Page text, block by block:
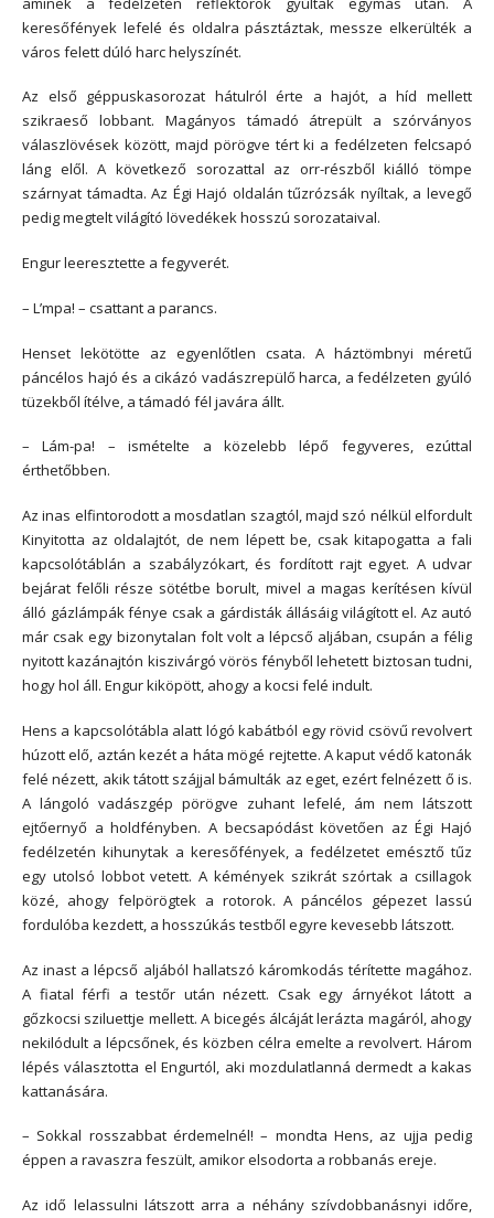
keresőfények lefelé és oldalra pásztáztak, messze elkerülték a
város felett dúló harc helyszínét.
Az első géppuskasorozat hátulról érte a hajót, a híd mellett
szikraeső lobbant. Magányos támadó átrepült a szórványos
válaszlövések között, majd pörögve tért ki a fedélzeten felcsapó
láng elől. A következő sorozattal az orr-részből kiálló tömpe
szárnyat támadta. Az Égi Hajó oldalán tűzrózsák nyíltak, a levegő
pedig megtelt világító lövedékek hosszú sorozataival.
Engur leeresztette a fegyverét.
– L’mpa! – csattant a parancs.
Henset lekötötte az egyenlőtlen csata. A háztömbnyi méretű
páncélos hajó és a cikázó vadászrepülő harca, a fedélzeten gyúló
tüzekből ítélve, a támadó fél javára állt.
– Lám-pa! – ismételte a közelebb lépő fegyveres, ezúttal
érthetőbben.
Az inas elfintorodott a mosdatlan szagtól, majd szó nélkül elfordult
Kinyitotta az oldalajtót, de nem lépett be, csak kitapogatta a fali
kapcsolótáblán a szabályzókart, és fordított rajt egyet. A udvar
bejárat felőli része sötétbe borult, mivel a magas kerítésen kívül
álló gázlámpák fénye csak a gárdisták állásáig világított el. Az autó
már csak egy bizonytalan folt volt a lépcső aljában, csupán a félig
nyitott kazánajtón kiszivárgó vörös fényből lehetett biztosan tudni,
hogy hol áll. Engur kiköpött, ahogy a kocsi felé indult.
Hens a kapcsolótábla alatt lógó kabátból egy rövid csövű revolvert
húzott elő, aztán kezét a háta mögé rejtette. A kaput védő katonák
felé nézett, akik tátott szájjal bámulták az eget, ezért felnézett ő is.
A lángoló vadászgép pörögve zuhant lefelé, ám nem látszott
ejtőernyő a holdfényben. A becsapódást követően az Égi Hajó
fedélzetén kihunytak a keresőfények, a fedélzetet emésztő tűz
egy utolsó lobbot vetett. A kémények szikrát szórtak a csillagok
közé, ahogy felpörögtek a rotorok. A páncélos gépezet lassú
fordulóba kezdett, a hosszúkás testből egyre kevesebb látszott.
Az inast a lépcső aljából hallatszó káromkodás térítette magához.
A fiatal férfi a testőr után nézett. Csak egy árnyékot látott a
gőzkocsi sziluettje mellett. A bicegés álcáját lerázta magáról, ahogy
nekilódult a lépcsőnek, és közben célra emelte a revolvert. Három
lépés választotta el Engurtól, aki mozdulatlanná dermedt a kakas
kattanására.
– Sokkal rosszabbat érdemelnél! – mondta Hens, az ujja pedig
éppen a ravaszra feszült, amikor elsodorta a robbanás ereje.
Az idő lelassulni látszott arra a néhány szívdobbanásnyi időre,